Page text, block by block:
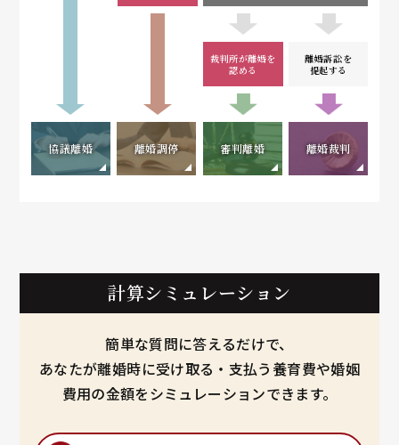
裁判所が離婚を
認める
離婚訴訟を
提起する
協議離婚 離婚調停 審判離婚 離婚裁判
計算シミュレーション
簡単な質問に答えるだけで、
あなたが離婚時に受け取る・支払う養育費や婚姻
費用の金額をシミュレーションできます。